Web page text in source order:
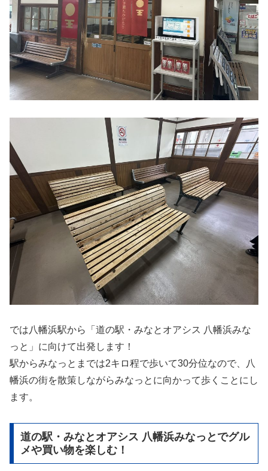
では八幡浜駅から「道の駅・みなとオアシス 八幡浜みな
っと」に向けて出発します！
駅からみなっとまでは2キロ程で歩いて30分位なので、八
幡浜の街を散策しながらみなっとに向かって歩くことにし
ます。
道の駅・みなとオアシス 八幡浜みなっとでグル
メや買い物を楽しむ！